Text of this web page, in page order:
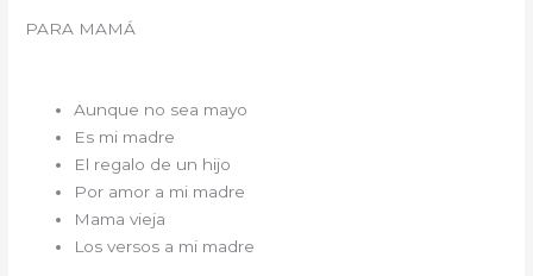
PARA MAMÁ
Aunque no sea mayo
Es mi madre
El regalo de un hijo
Por amor a mi madre
Mama vieja
Los versos a mi madre